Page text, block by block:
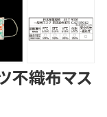
不織布マス